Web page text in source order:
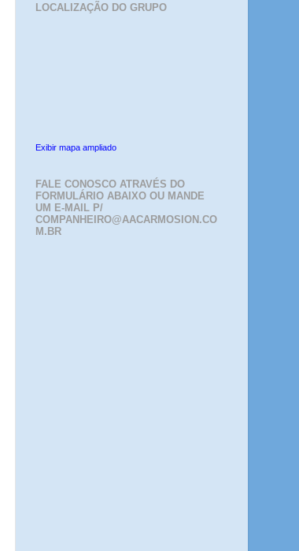
LOCALIZAÇÃO DO GRUPO
Exibir mapa ampliado
FALE CONOSCO ATRAVÉS DO
FORMULÁRIO ABAIXO OU MANDE
UM E-MAIL P/
COMPANHEIRO@AACARMOSION.CO
M.BR